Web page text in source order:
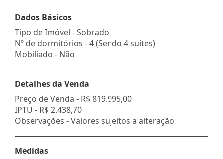
Dados Básicos
Tipo de Imóvel - Sobrado
Nº de dormitórios - 4 (Sendo 4 suítes)
Mobiliado - Não
Detalhes da Venda
Preço de Venda - R$ 819.995,00
IPTU - R$ 2.438,70
Observações - Valores sujeitos a alteração
Medidas